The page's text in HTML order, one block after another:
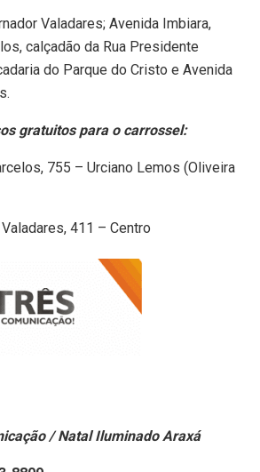
Valadares; Avenida Imbiara,
calçadão da Rua Presidente
do Parque do Cristo e Avenida
gratuitos para o carrossel:
755 – Urciano Lemos (Oliveira
411 – Centro
/ Natal Iluminado Araxá